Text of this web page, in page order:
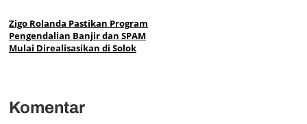
Zigo Rolanda Pastikan Program
Pengendalian Banjir dan SPAM
Mulai Direalisasikan di Solok
Komentar